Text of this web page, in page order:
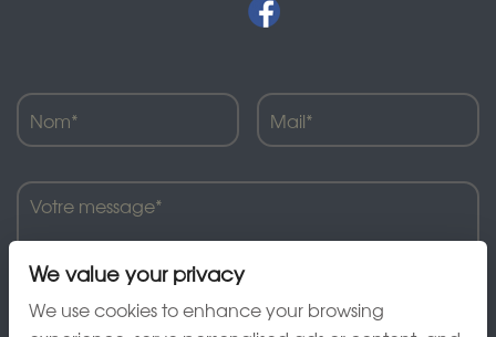
We value your privacy
We use cookies to enhance your browsing